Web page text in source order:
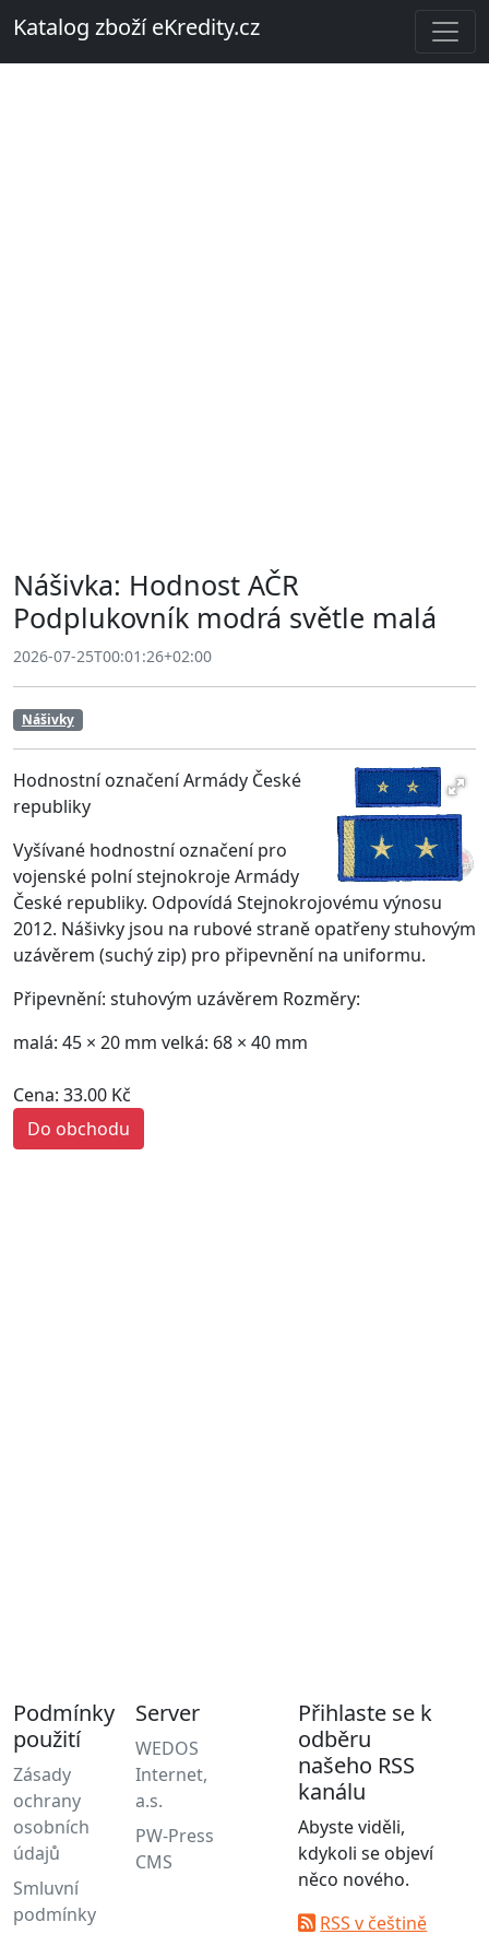
Katalog zboží eKredity.cz
Nášivka: Hodnost AČR
Podplukovník modrá světle malá
2026-07-25T00:01:26+02:00
Nášivky
Hodnostní označení Armády České
republiky
Vyšívané hodnostní označení pro
vojenské polní stejnokroje Armády
České republiky. Odpovídá Stejnokrojovému výnosu
2012. Nášivky jsou na rubové straně opatřeny stuhovým
uzávěrem (suchý zip) pro připevnění na uniformu.
Připevnění: stuhovým uzávěrem Rozměry:
malá: 45 × 20 mm velká: 68 × 40 mm
Cena: 33.00 Kč
Do obchodu
Podmínky
použití
Zásady
ochrany
osobních
údajů
Smluvní
podmínky
Server
WEDOS
Internet,
a.s.
PW-Press
CMS
Přihlaste se k
odběru
našeho RSS
kanálu
Abyste viděli,
kdykoli se objeví
něco nového.
RSS v češtině